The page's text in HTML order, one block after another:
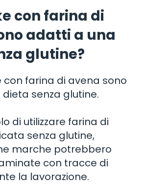
con farina di
adatti a una
glutine?
con farina di avena sono
senza glutine.
di utilizzare farina di
senza glutine,
marche potrebbero
con tracce di
la lavorazione.